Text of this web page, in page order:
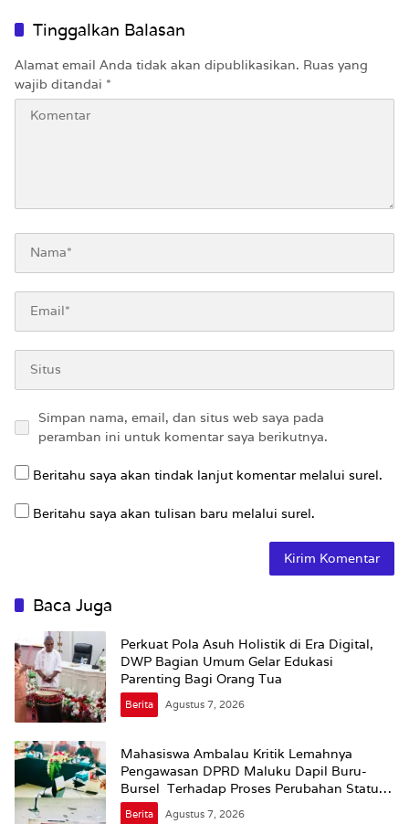
Tinggalkan Balasan
Alamat email Anda tidak akan dipublikasikan. Ruas yang
wajib ditandai *
Simpan nama, email, dan situs web saya pada
peramban ini untuk komentar saya berikutnya.
Beritahu saya akan tindak lanjut komentar melalui surel.
Beritahu saya akan tulisan baru melalui surel.
Baca Juga
Perkuat Pola Asuh Holistik di Era Digital,
DWP Bagian Umum Gelar Edukasi
Parenting Bagi Orang Tua
Berita Agustus 7, 2026
Mahasiswa Ambalau Kritik Lemahnya
Pengawasan DPRD Maluku Dapil Buru-
Bursel Terhadap Proses Perubahan Status
Jalan
Berita Agustus 7, 2026